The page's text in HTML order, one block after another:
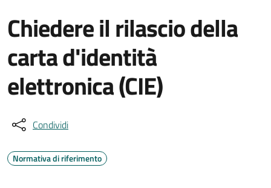
Chiedere il rilascio della
carta d'identità
elettronica (CIE)
Condividi
Normativa di riferimento